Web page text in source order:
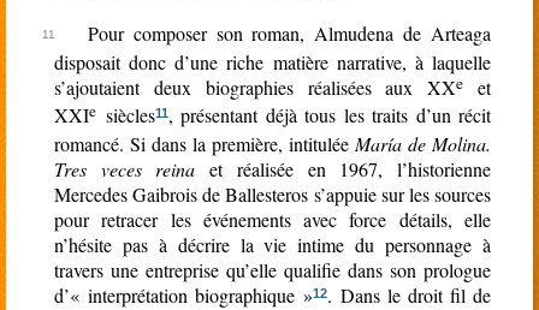
Pour composer son roman, Almudena de Arteaga
disposait donc d’une riche matière narrative, à laquelle
s’ajoutaient deux biographies réalisées aux XXe et
XXIe siècles11, présentant déjà tous les traits d’un récit
romancé. Si dans la première, intituléeMaría de Molina.
Tres veces reina et réalisée en 1967, l’historienne
Mercedes Gaibrois de Ballesteros s’appuie sur les sources
pour retracer les événements avec force détails, elle
n’hésite pas à décrire la vie intime du personnage à
travers une entreprise qu’elle qualifie dans son prologue
d’« interprétation biographique »12. Dans le droit fil de